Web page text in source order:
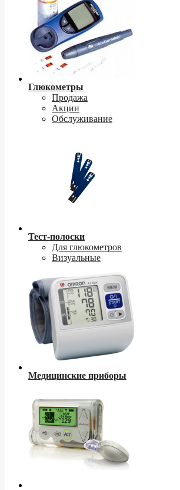
Глюкометры
Продажа
Акции
Обслуживание
Тест-полоски
Для глюкометров
Визуальные
Медицинские приборы